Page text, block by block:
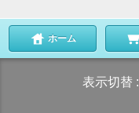
ホーム
表示切替 :